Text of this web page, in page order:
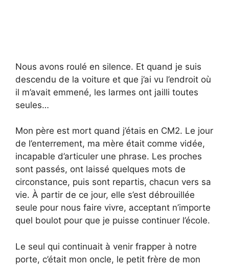
Nous avons roulé en silence. Et quand je suis
descendu de la voiture et que j’ai vu l’endroit où
il m’avait emmené, les larmes ont jailli toutes
seules…
Mon père est mort quand j’étais en CM2. Le jour
de l’enterrement, ma mère était comme vidée,
incapable d’articuler une phrase. Les proches
sont passés, ont laissé quelques mots de
circonstance, puis sont repartis, chacun vers sa
vie. À partir de ce jour, elle s’est débrouillée
seule pour nous faire vivre, acceptant n’importe
quel boulot pour que je puisse continuer l’école.
Le seul qui continuait à venir frapper à notre
porte, c’était mon oncle, le petit frère de mon